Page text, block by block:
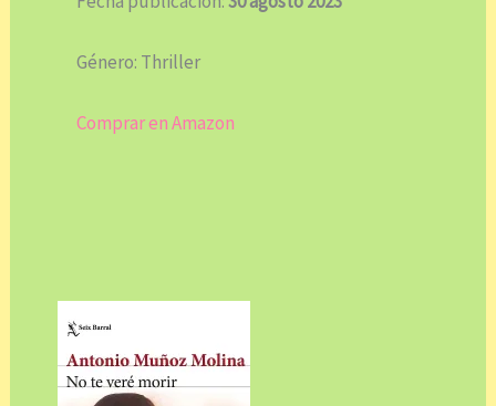
Género: Thriller
Comprar en Amazon